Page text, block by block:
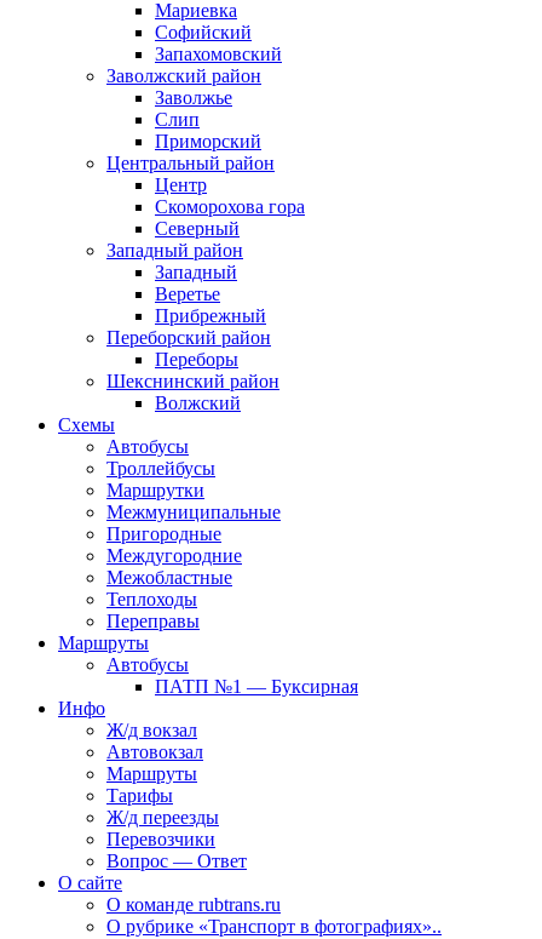
Мариевка
Софийский
Запахомовский
Заволжский район
Заволжье
Слип
Приморский
Центральный район
Центр
Скоморохова гора
Северный
Западный район
Западный
Веретье
Прибрежный
Переборский район
Переборы
Шекснинский район
Волжский
Схемы
Автобусы
Троллейбусы
Маршрутки
Межмуниципальные
Пригородные
Междугородние
Межобластные
Теплоходы
Переправы
Маршруты
Автобусы
ПАТП №1 — Буксирная
Инфо
Ж/д вокзал
Автовокзал
Маршруты
Тарифы
Ж/д переезды
Перевозчики
Вопрос — Ответ
О сайте
О команде rubtrans.ru
О рубрике «Транспорт в фотографиях»..